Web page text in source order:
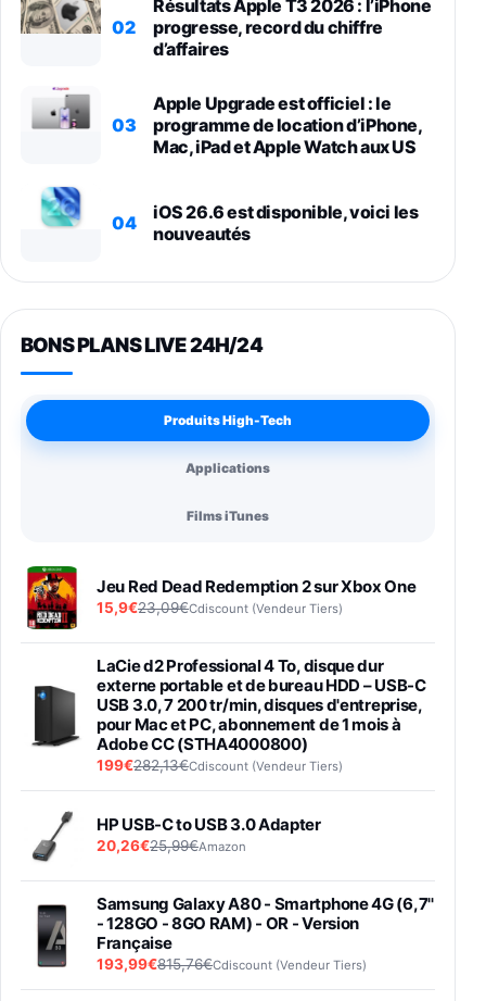
02
Résultats Apple T3 2026 : l’iPhone
progresse, record du chiffre
d’affaires
03
Apple Upgrade est officiel : le
programme de location d’iPhone,
Mac, iPad et Apple Watch aux US
04
iOS 26.6 est disponible, voici les
nouveautés
BONS PLANS LIVE 24H/24
Produits High-Tech
Applications
Films iTunes
Jeu Red Dead Redemption 2 sur Xbox One
15,9€23,09€Cdiscount (Vendeur Tiers)
LaCie d2 Professional 4 To, disque dur
externe portable et de bureau HDD – USB-C
USB 3.0, 7 200 tr/min, disques d'entreprise,
pour Mac et PC, abonnement de 1 mois à
Adobe CC (STHA4000800)
199€282,13€Cdiscount (Vendeur Tiers)
HP USB-C to USB 3.0 Adapter
20,26€25,99€Amazon
Samsung Galaxy A80 - Smartphone 4G (6,7''
- 128GO - 8GO RAM) - OR - Version
Française
193,99€815,76€Cdiscount (Vendeur Tiers)